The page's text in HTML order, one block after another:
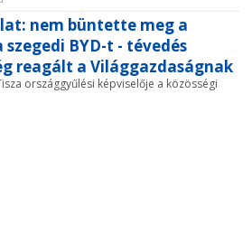
nem büntette meg a
BYD-t - tévedés
reagált a Világgazdaságnak
országgyűlési képviselője a közösségi